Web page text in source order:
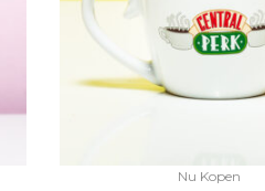
Nu Kopen